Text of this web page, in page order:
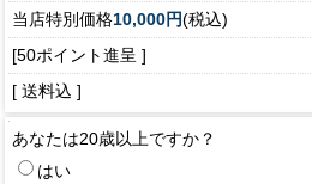
当店特別価格10,000円(税込)
[50ポイント進呈 ]
[ 送料込 ]
あなたは20歳以上ですか？
はい